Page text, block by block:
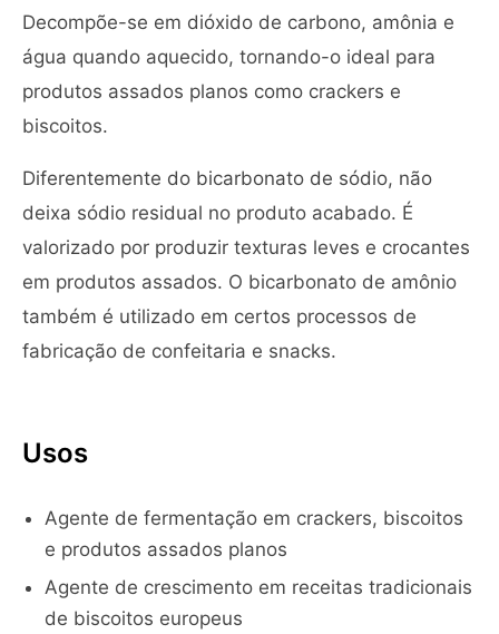
Decompõe-se em dióxido de carbono, amônia e
água quando aquecido, tornando-o ideal para
produtos assados planos como crackers e
biscoitos.
Diferentemente do bicarbonato de sódio, não
deixa sódio residual no produto acabado. É
valorizado por produzir texturas leves e crocantes
em produtos assados. O bicarbonato de amônio
também é utilizado em certos processos de
fabricação de confeitaria e snacks.
Usos
Agente de fermentação em crackers, biscoitos
e produtos assados planos
Agente de crescimento em receitas tradicionais
de biscoitos europeus